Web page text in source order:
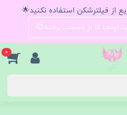
از فیلترشکن استفاده نکنید🌟
اینجا تا از دستت نرفته😍
0